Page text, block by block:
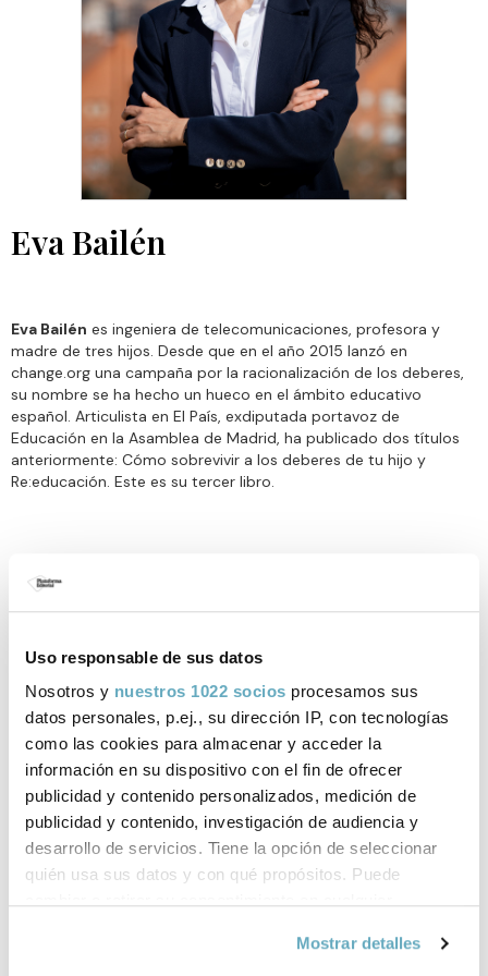
Uso responsable de sus datos
Nosotros y nuestros 1022 socios procesamos sus
datos personales, p.ej., su dirección IP, con tecnologías
como las cookies para almacenar y acceder la
información en su dispositivo con el fin de ofrecer
publicidad y contenido personalizados, medición de
publicidad y contenido, investigación de audiencia y
desarrollo de servicios. Tiene la opción de seleccionar
quién usa sus datos y con qué propósitos. Puede
Mostrar detalles
Eva Bailén
Eva Bailén es ingeniera de telecomunicaciones, profesora y
madre de tres hijos. Desde que en el año 2015 lanzó en
change.org una campaña por la racionalización de los deberes,
su nombre se ha hecho un hueco en el ámbito educativo
español. Articulista en El País, exdiputada portavoz de
Educación en la Asamblea de Madrid, ha publicado dos títulos
anteriormente: Cómo sobrevivir a los deberes de tu hijo y
Re:educación. Este es su tercer libro.
Libros de Eva Bailén
publicados por Plataforma Editorial
‹ ›